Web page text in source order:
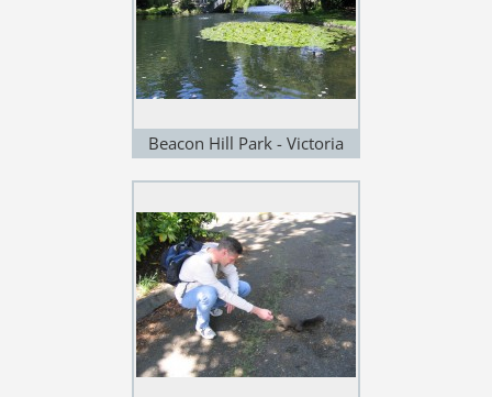
Beacon Hill Park - Victoria